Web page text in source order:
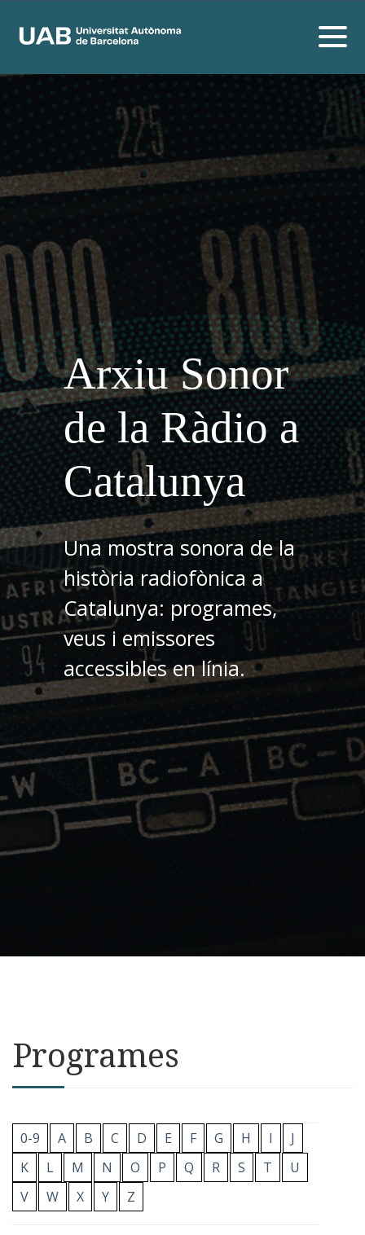
Arxiu Sonor
de la Ràdio a
Catalunya
Una mostra sonora de la
història radiofònica a
Catalunya: programes,
veus i emissores
accessibles en línia.
Programes
0-9 A B C D E F G H I
J
K
L M N O P Q R S T
U
V
W X Y Z